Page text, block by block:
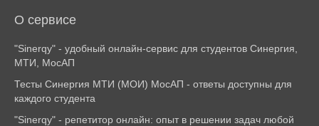
О сервисе
"Sinerqy" - удобный онлайн-сервис для студентов Синергия,
МТИ, МосАП
Тесты Синергия МТИ (МОИ) МосАП - ответы доступны для
каждого студента
"Sinerqy" - репетитор онлайн: опыт в решении задач любой